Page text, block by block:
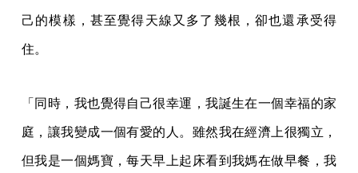
己的模樣，甚至覺得天線又多了幾根，卻也還承受得
住。
「同時，我也覺得自己很幸運，我誕生在一個幸福的家
庭，讓我變成一個有愛的人。雖然我在經濟上很獨立，
但我是一個媽寶，每天早上起床看到我媽在做早餐，我